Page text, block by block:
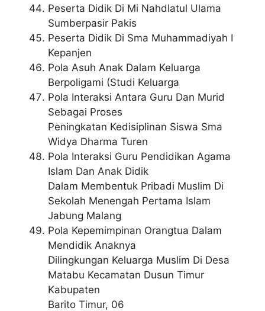
Peserta Didik Di Mi Nahdlatul Ulama
Sumberpasir Pakis
Peserta Didik Di Sma Muhammadiyah I
Kepanjen
Pola Asuh Anak Dalam Keluarga
Berpoligami (Studi Keluarga
Pola Interaksi Antara Guru Dan Murid
Sebagai Proses
Peningkatan Kedisiplinan Siswa Sma
Widya Dharma Turen
Pola Interaksi Guru Pendidikan Agama
Islam Dan Anak Didik
Dalam Membentuk Pribadi Muslim Di
Sekolah Menengah Pertama Islam
Jabung Malang
Pola Kepemimpinan Orangtua Dalam
Mendidik Anaknya
Dilingkungan Keluarga Muslim Di Desa
Matabu Kecamatan Dusun Timur
Kabupaten
Barito Timur, 06